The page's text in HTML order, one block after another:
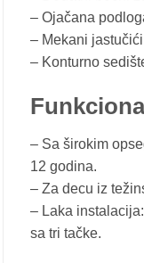
– Ojačana
– Mekani
– Konturno
– Sa širokim
12 godina.
– Za decu iz
– Laka
sa tri tačke.